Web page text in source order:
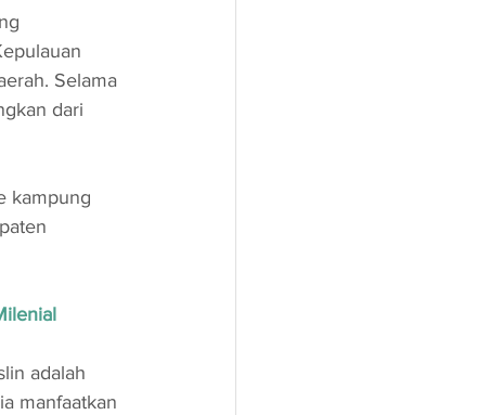
Selama
dari
kampung
adalah
manfaatkan